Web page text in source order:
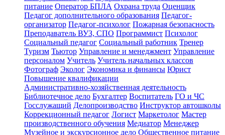
питание Оператор БПЛА Охрана труда Оценщик
Педагог дополнительного образования Педагог-
организатор Педагог-психолог Пожарная безопасность
Преподаватель ВУЗ, СПО Программист Психолог
Социальный педагог Социальный работник Тренер
Туризм Тьютор Управление и менеджмент Управление
персоналом Учитель Учитель начальных классов
Фотограф Эколог Экономика и финансы Юрист
Повышение квалификации
Административно-хозяйственная деятельность
Библиотечное дело Бухгалтер Воспитатель ГО и ЧС
Госслужащий Делопроизводство Инструктор автошколы
Коррекционный педагог Логист Маркетолог Мастер
производственного обучения Медиатор Менеджер
Музейное и экскурсионное дело Общественное питание